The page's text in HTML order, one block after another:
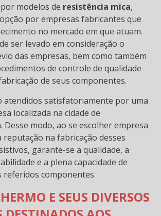
modelos de resistência mica,
por empresas fabricantes que
no mercado em que atuam.
ser levado em consideração o
das empresas, bem como também
de controle de qualidade
de seus componentes.
atendidos satisfatoriamente por uma
localizada na cidade de
Desse modo, ao se escolher empresa
reputação na fabricação desses
garante-se a qualidade, a
e a plena capacidade de
referidos componentes.
E SEUS DIVERSOS